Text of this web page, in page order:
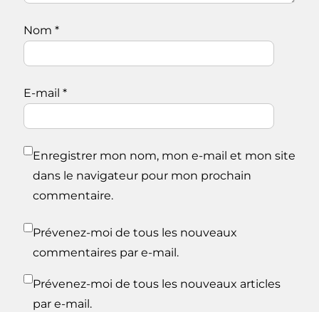
Nom *
E-mail *
Enregistrer mon nom, mon e-mail et mon site
dans le navigateur pour mon prochain
commentaire.
Prévenez-moi de tous les nouveaux
commentaires par e-mail.
Prévenez-moi de tous les nouveaux articles
par e-mail.